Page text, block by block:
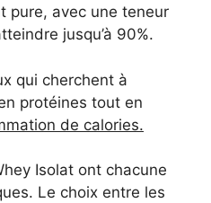
pure, avec une teneur
jusqu’à 90%.
qui cherchent à
protéines tout en
de calories.
Isolat ont chacune
Le choix entre les